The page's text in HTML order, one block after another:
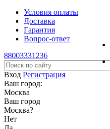
Условия оплаты
Доставка
Гарантия
Вопрос-ответ
88003331236
Вход Регистрация
Ваш город:
Москва
Ваш город
Москва?
Нет